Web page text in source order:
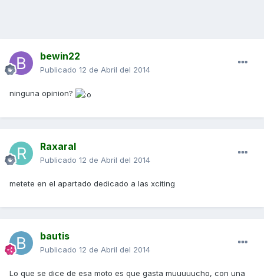
bewin22
Publicado 12 de Abril del 2014
ninguna opinion?
Raxaral
Publicado 12 de Abril del 2014
metete en el apartado dedicado a las xciting
bautis
Publicado 12 de Abril del 2014
Lo que se dice de esa moto es que gasta muuuuucho, con una